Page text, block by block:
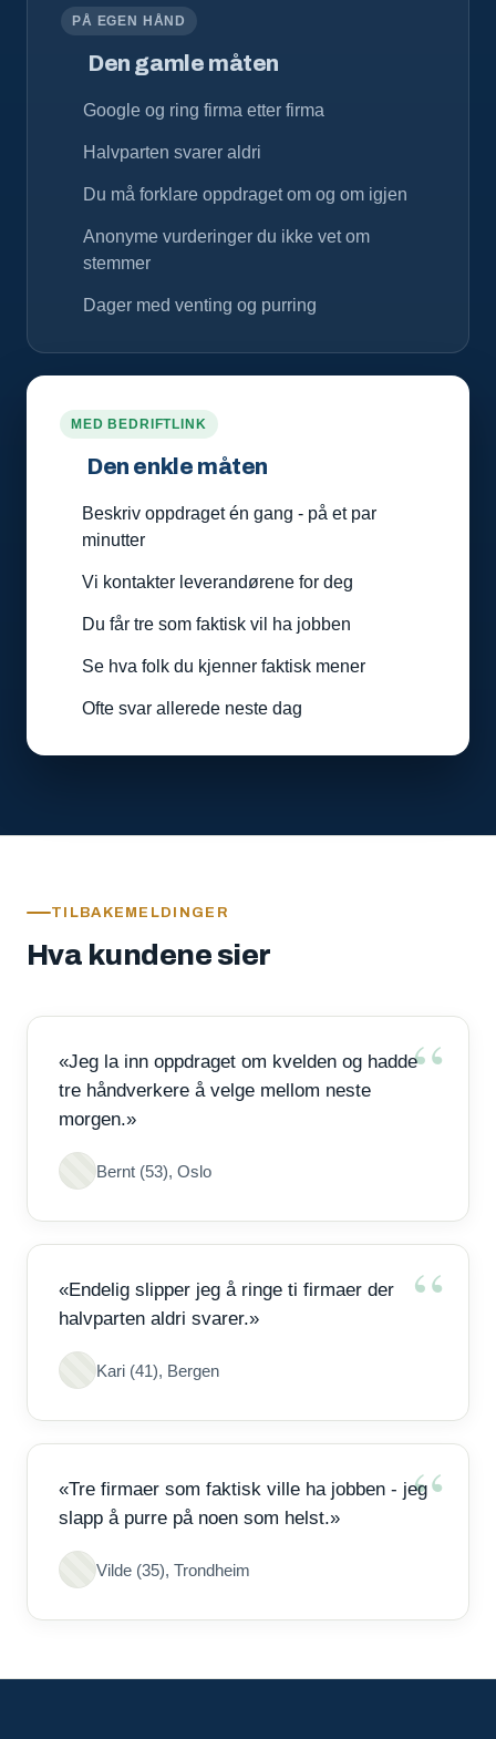
PÅ EGEN HÅND
Den gamle måten
Google og ring firma etter firma
Halvparten svarer aldri
Du må forklare oppdraget om og om igjen
Anonyme vurderinger du ikke vet om
stemmer
Dager med venting og purring
MED BEDRIFTLINK
Den enkle måten
Beskriv oppdraget én gang - på et par
minutter
Vi kontakter leverandørene for deg
Du får tre som faktisk vil ha jobben
Se hva folk du kjenner faktisk mener
Ofte svar allerede neste dag
TILBAKEMELDINGER
Hva kundene sier
«Jeg la inn oppdraget om kvelden og hadde
tre håndverkere å velge mellom neste
morgen.»
Bernt (53), Oslo
«Endelig slipper jeg å ringe ti firmaer der
halvparten aldri svarer.»
Kari (41), Bergen
«Tre firmaer som faktisk ville ha jobben - jeg
slapp å purre på noen som helst.»
Vilde (35), Trondheim